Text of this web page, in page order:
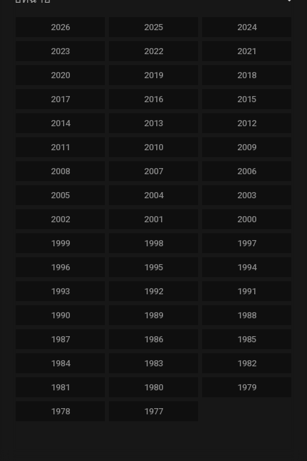
2026 2025 2024
2023 2022 2021
2020 2019 2018
2017 2016 2015
2014 2013 2012
2011 2010 2009
2008 2007 2006
2005 2004 2003
2002 2001 2000
1999 1998 1997
1996 1995 1994
1993 1992 1991
1990 1989 1988
1987 1986 1985
1984 1983 1982
1981 1980 1979
1978 1977